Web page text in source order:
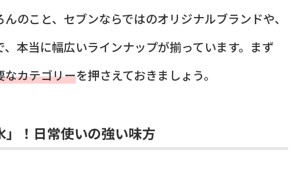
のこと、セブンならではのオリジナルブランドや、
本当に幅広いラインナップが揃っています。まず
なカテゴリーを押さえておきましょう。
！日常使いの強い味方